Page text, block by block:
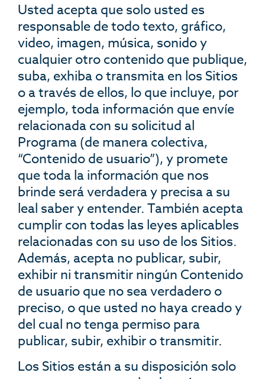
Usted acepta que solo usted es
responsable de todo texto, gráfico,
video, imagen, música, sonido y
cualquier otro contenido que publique,
suba, exhiba o transmita en los Sitios
o a través de ellos, lo que incluye, por
ejemplo, toda información que envíe
relacionada con su solicitud al
Programa (de manera colectiva,
“Contenido de usuario”), y promete
que toda la información que nos
brinde será verdadera y precisa a su
leal saber y entender. También acepta
cumplir con todas las leyes aplicables
relacionadas con su uso de los Sitios.
Además, acepta no publicar, subir,
exhibir ni transmitir ningún Contenido
de usuario que no sea verdadero o
preciso, o que usted no haya creado y
del cual no tenga permiso para
publicar, subir, exhibir o transmitir.
Los Sitios están a su disposición solo